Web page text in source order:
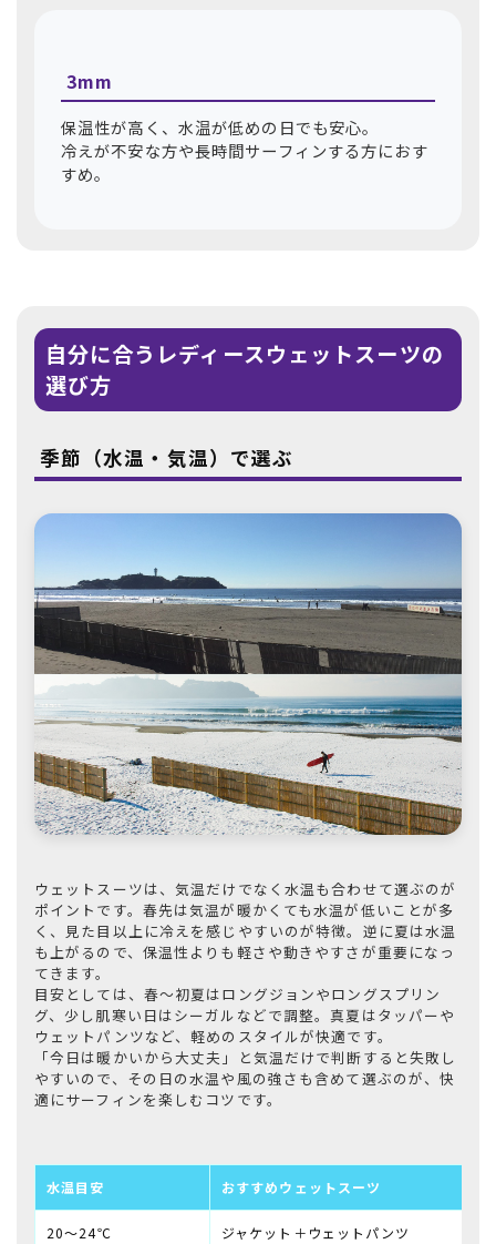
3mm
保温性が高く、水温が低めの日でも安心。
冷えが不安な方や長時間サーフィンする方におす
すめ。
自分に合うレディースウェットスーツの
選び方
季節（水温・気温）で選ぶ
ウェットスーツは、気温だけでなく水温も合わせて選ぶのが
ポイントです。春先は気温が暖かくても水温が低いことが多
く、見た目以上に冷えを感じやすいのが特徴。逆に夏は水温
も上がるので、保温性よりも軽さや動きやすさが重要になっ
てきます。
目安としては、春〜初夏はロングジョンやロングスプリン
グ、少し肌寒い日はシーガルなどで調整。真夏はタッパーや
ウェットパンツなど、軽めのスタイルが快適です。
「今日は暖かいから大丈夫」と気温だけで判断すると失敗し
やすいので、その日の水温や風の強さも含めて選ぶのが、快
適にサーフィンを楽しむコツです。
水温目安 おすすめウェットスーツ
20〜24℃ ジャケット＋ウェットパンツ